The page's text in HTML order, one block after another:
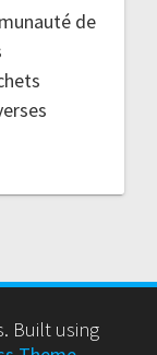
de
Built using